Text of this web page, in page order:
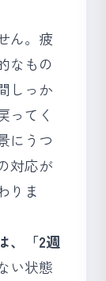
ん。疲
なもの
しっか
ってく
にうつ
対応が
りま
、「2週
い状態